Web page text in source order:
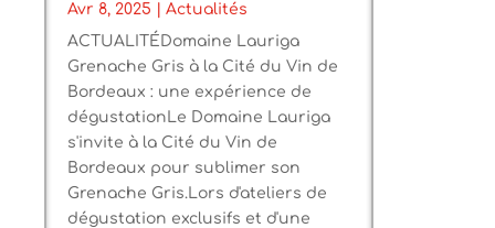
Avr 8, 2025
Actualités
ACTUALITÉDomaine Lauriga
Grenache Gris à la Cité du Vin de
Bordeaux : une expérience de
dégustationLe Domaine Lauriga
s'invite à la Cité du Vin de
Bordeaux pour sublimer son
Grenache Gris.Lors d'ateliers de
dégustation exclusifs et d'une